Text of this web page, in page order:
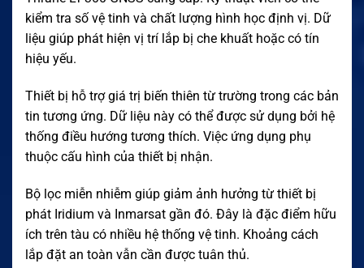
kiểm tra số vệ tinh và chất lượng hình học định vị. Dữ
liệu giúp phát hiện vị trí lắp bị che khuất hoặc có tín
hiệu yếu.
Thiết bị hỗ trợ giá trị biến thiên từ trường trong các bản
tin tương ứng. Dữ liệu này có thể được sử dụng bởi hệ
thống điều hướng tương thích. Việc ứng dụng phụ
thuộc cấu hình của thiết bị nhận.
Bộ lọc miễn nhiễm giúp giảm ảnh hưởng từ thiết bị
phát Iridium và Inmarsat gần đó. Đây là đặc điểm hữu
ích trên tàu có nhiều hệ thống vệ tinh. Khoảng cách
lắp đặt an toàn vẫn cần được tuân thủ.